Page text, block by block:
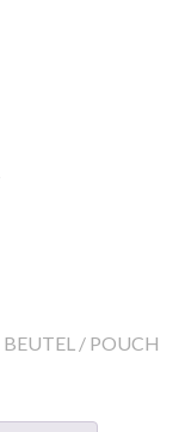
BEUTEL / POUCH